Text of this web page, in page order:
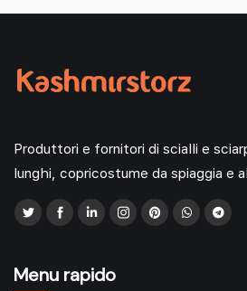
Produttori e fornitori di scialli e
lunghi, copricostume da spiaggia e
Menu rapido